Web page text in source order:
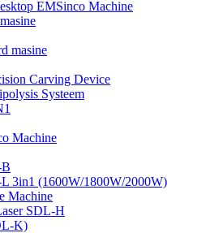
EMSinco Machine
masine
Carving Device
Systeem
Machine
3in1 (1600W/1800W/2000W)
Machine
SDL-H
K)